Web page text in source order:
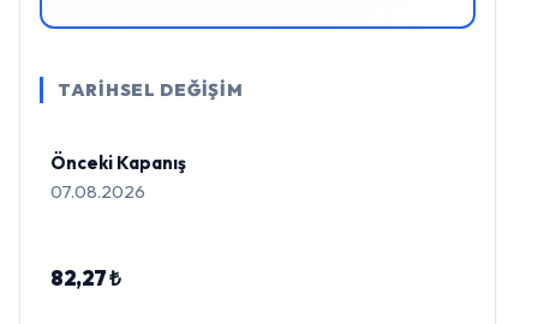
TARİHSEL DEĞİŞİM
Önceki Kapanış
07.08.2026
82,27 ₺